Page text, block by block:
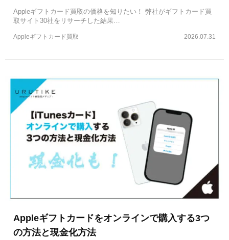
Appleギフトカード買取の価格を知りたい！ 弊社がギフトカード買
取サイト30社をリサーチした結果…
2026.07.31
Appleギフトカード買取
Appleギフトカードをオンラインで購入する3つ
の方法と現金化方法